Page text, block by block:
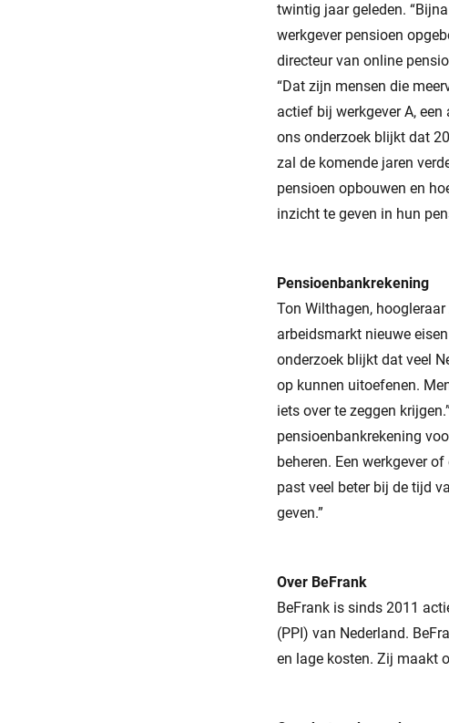
twintig jaar geleden.
werkgever pensioen
directeur van online
“Dat zijn mensen die
actief bij werkgever A, een
ons onderzoek blijkt dat
zal de komende jaren
pensioen opbouwen en
inzicht te geven in hun
Pensioenbankrekening
Ton Wilthagen,
arbeidsmarkt nieuwe
onderzoek blijkt dat veel
op kunnen uitoefenen.
iets over te zeggen
pensioenbankrekening
beheren. Een werkgever
past veel beter bij de tijd
geven.”
Over BeFrank
BeFrank is sinds 2011
(PPI) van Nederland.
en lage kosten. Zij maakt